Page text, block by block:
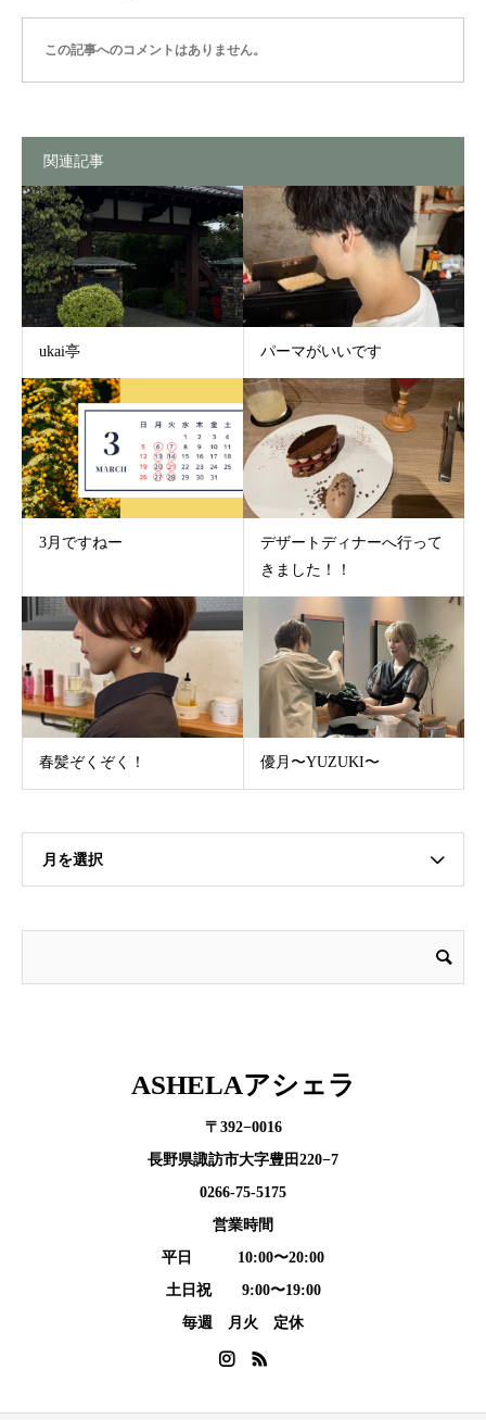
この記事へのコメントはありません。
関連記事
ukai亭 パーマがいいです
3月ですねー
デザートディナーへ行って
きました！！
春髪ぞくぞく！ 優月〜YUZUKI〜
月を選択
ASHELAアシェラ
〒392−0016
長野県諏訪市大字豊田220−7
0266-75-5175
営業時間
平日 10:00〜20:00
土日祝 9:00〜19:00
毎週 月火 定休